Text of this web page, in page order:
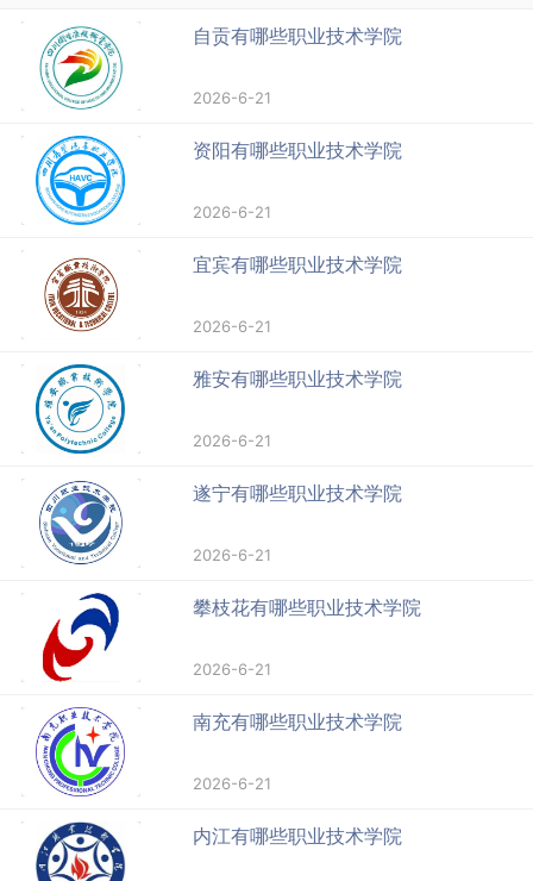
自贡有哪些职业技术学院
2026-6-21
资阳有哪些职业技术学院
2026-6-21
宜宾有哪些职业技术学院
2026-6-21
雅安有哪些职业技术学院
2026-6-21
遂宁有哪些职业技术学院
2026-6-21
攀枝花有哪些职业技术学院
2026-6-21
南充有哪些职业技术学院
2026-6-21
内江有哪些职业技术学院